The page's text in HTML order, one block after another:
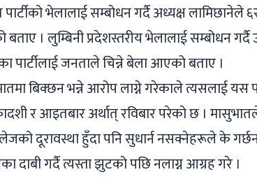
भेलालाई सम्बोधन गर्दै अध्यक्ष लामिछानेले
। लुम्बिनी प्रदेशस्तरीय भेलालाई सम्बोधन
पार्टीलाई जनताले चिन्ने बेला आएको बताए ।
बिक्छन भन्ने आरोप लाग्ने गरेकाले त्यसलाई यस
र आइतबार अर्थात् रविबार परेको छ ।
दूरावस्था हुँदा पनि सुधार्न नसक्नेहरूले के
दाबी गर्दै त्यस्ता झुटको पछि नलाग्न आग्रह गरे ।